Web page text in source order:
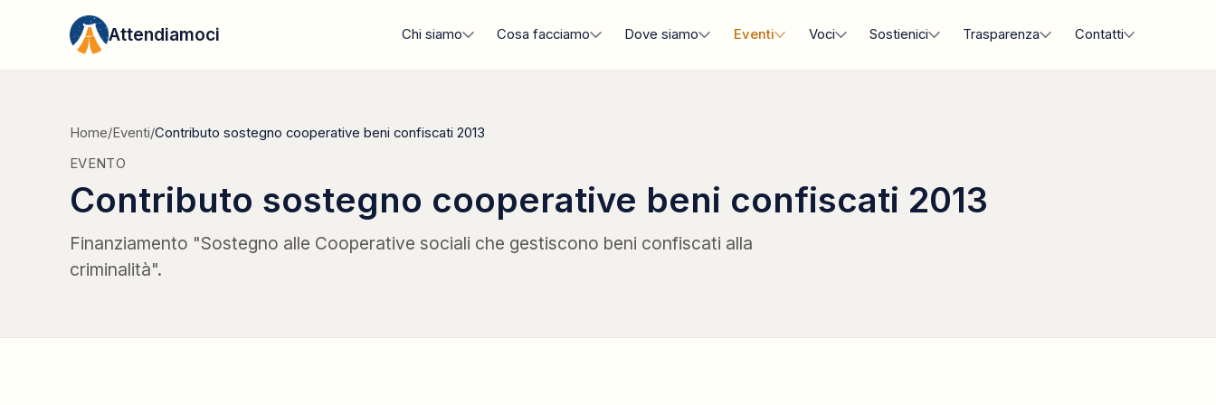
Vai al contenuto
Attendiamoci Chi siamo Cosa facciamo Dove siamo Eventi Voci Sostienici Trasparenza Contatti
Home/Eventi/Contributo sostegno cooperative beni confiscati 2013
EVENTO
Contributo sostegno cooperative beni confiscati 2013
Finanziamento "Sostegno alle Cooperative sociali che gestiscono beni confiscati alla
criminalità".